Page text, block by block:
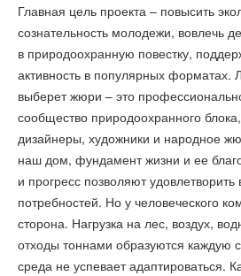
Главная цель проекта – повысить
сознательность молодежи, вовлечь
в природоохранную повестку,
активность в популярных форматах.
выберет жюри – это
сообщество природоохранного
дизайнеры, художники и народное
наш дом, фундамент жизни и ее
и прогресс позволяют
потребностей. Но у человеческого
сторона. Нагрузка на лес, воздух,
отходы тоннами образуются каждую
среда не успевает адаптироваться.